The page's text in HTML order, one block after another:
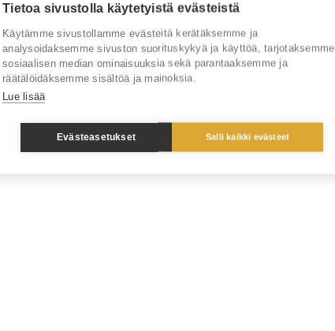
Tietoa sivustolla käytetyistä evästeistä
Käytämme sivustollamme evästeitä kerätäksemme ja
analysoidaksemme sivuston suorituskykyä ja käyttöä, tarjotaksemme
sosiaalisen median ominaisuuksia sekä parantaaksemme ja
räätälöidäksemme sisältöä ja mainoksia.
Lue lisää
Evästeasetukset Salli kaikki evästeet